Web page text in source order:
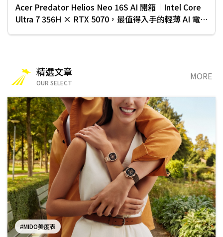
Acer Predator Helios Neo 16S AI 開箱｜Intel Core
Ultra 7 356H × RTX 5070，最值得入手的輕薄 AI 電
精選文章
OUR SELECT
MORE
#MIDO美度表